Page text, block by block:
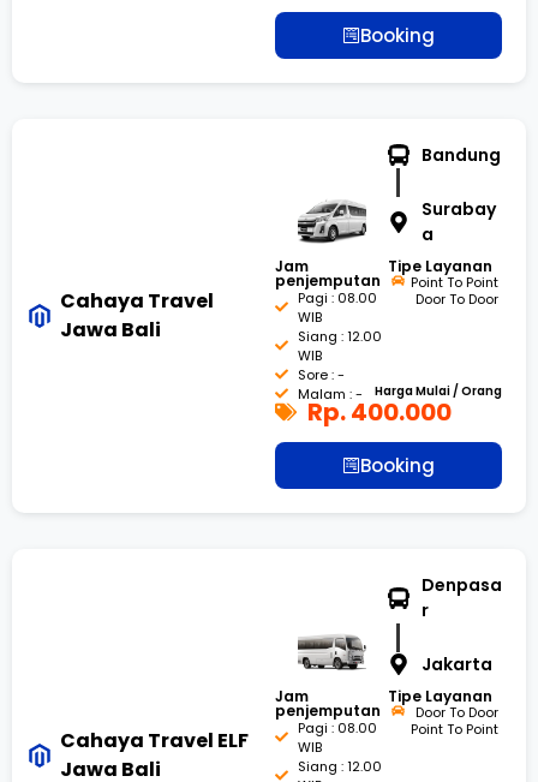
Booking
Cahaya Travel
Jawa Bali
Bandung
Surabay
a
Jam
penjemputan
Pagi : 08.00
WIB
Siang : 12.00
WIB
Sore : -
Malam : -
Tipe Layanan
Point To Point
Door To Door
Harga Mulai / Orang
Rp. 400.000
Booking
Cahaya Travel ELF
Jawa Bali
Denpasa
r
Jakarta
Jam
penjemputan
Pagi : 08.00
WIB
Siang : 12.00
Tipe Layanan
Door To Door
Point To Point